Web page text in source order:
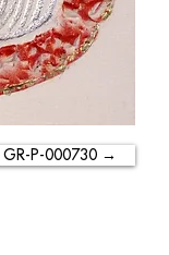
GR-P-000730 →